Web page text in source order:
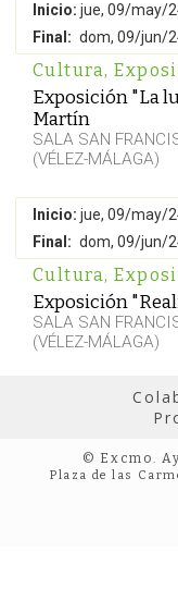
Inicio: jue, 09/may/
Final: dom, 09/jun/
Cultura,
Exposición "La
Martín
SALA SAN
(VÉLEZ-MÁLAGA)
Inicio: jue, 09/may/
Final: dom, 09/jun/
Cultura,
Exposición
SALA SAN
(VÉLEZ-MÁLAGA)
© Excmo.
Plaza de las